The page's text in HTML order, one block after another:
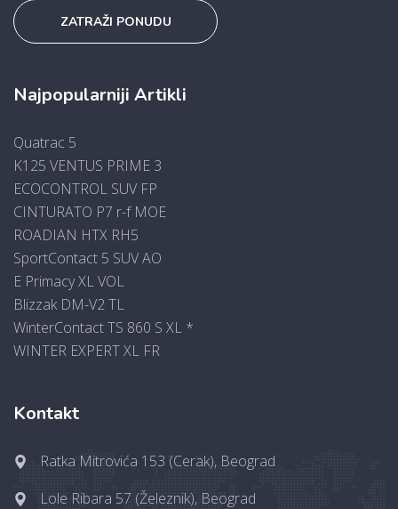
ZATRAŽI PONUDU
Najpopularniji Artikli
Quatrac 5
K125 VENTUS PRIME 3
ECOCONTROL SUV FP
CINTURATO P7 r-f MOE
ROADIAN HTX RH5
SportContact 5 SUV AO
E Primacy XL VOL
Blizzak DM-V2 TL
WinterContact TS 860 S XL *
WINTER EXPERT XL FR
Kontakt
Ratka Mitrovića 153 (Cerak), Beograd
Lole Ribara 57 (Železnik), Beograd